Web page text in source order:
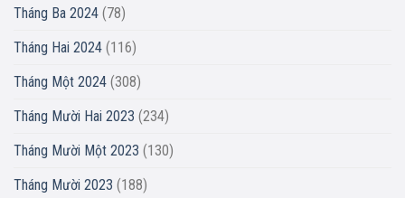
Tháng Ba 2024 (78)
Tháng Hai 2024 (116)
Tháng Một 2024 (308)
Tháng Mười Hai 2023 (234)
Tháng Mười Một 2023 (130)
Tháng Mười 2023 (188)